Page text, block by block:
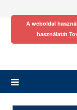
A weboldal
használatát